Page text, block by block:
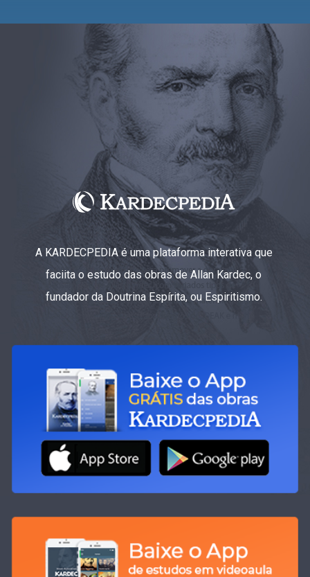
A KARDECPEDIA é uma plataforma interativa que
faciita o estudo das obras de Allan Kardec, o
fundador da Doutrina Espírita, ou Espiritismo.